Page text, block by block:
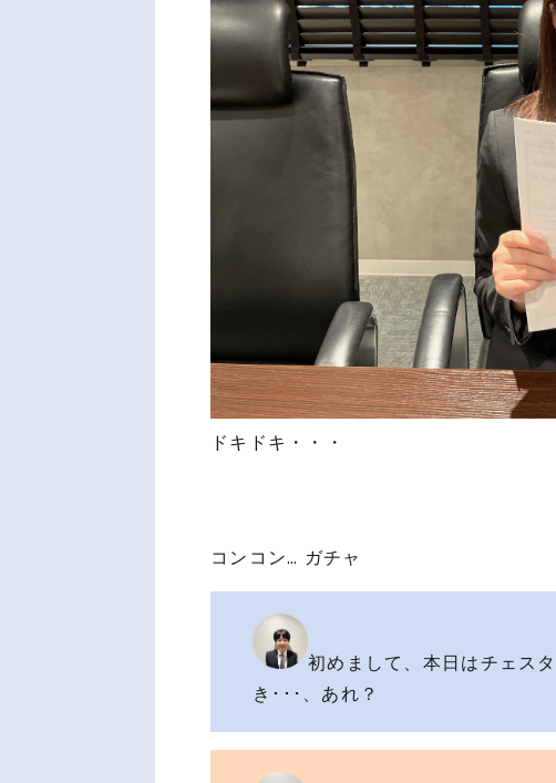
ドキドキ・・・
コンコン… ガチャ
初めまして、本日はチェス
き･･･、あれ？